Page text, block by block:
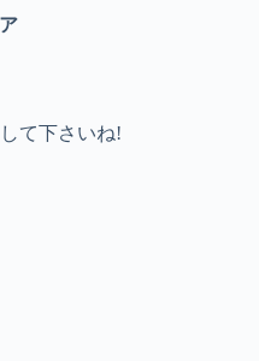
て下さいね!